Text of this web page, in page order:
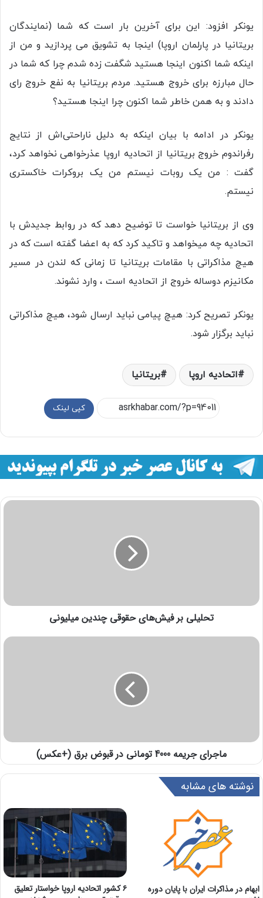
یونکر افزود: این برای آخرین بار است که شما (نمایندگان
بریتانیا در پارلمان اروپا) اینجا به تشویق می پردازید و من از
اینکه شما اکنون اینجا هستید شگفت زده شدم چرا که شما در
حال مبارزه برای خروج هستید. مردم بریتانیا به نفع خروج رای
دادند و به همن خاطر شما اکنون چرا اینجا هستید؟
یونکر در ادامه با بیان اینکه به دلیل ناراحتی‌اش از نتایج
رفراندوم خروج بریتانیا از اتحادیه اروپا عذرخواهی نخواهد کرد،
گفت : من یک روبات نیستم من یک بروکرات خاکستری
نیستم.
وی از بریتانیا خواست تا توضیح دهد که در روابط جدیدش با
اتحادیه چه میخواهد و تاکید کرد که به اعضا گفته است که در
هیچ مذاکراتی با مقامات بریتانیا تا زمانی که لندن در مسیر
مکانیزم دوساله خروج از اتحادیه است ، وارد نشوند.
یونکر تصریح کرد: هیچ پیامی نباید ارسال شود، هیچ مذاکراتی
نباید برگزار شود.
اتحادیه اروپا بریتانیا
کپی لینک
تحلیلی بر فیش‌های حقوقی چندین میلیونی
ماجرای جریمه 4000 تومانی در قبوض برق (+عکس)
نوشته های مشابه
ابهام در مذاکرات ایران با پایان دوره
۶ کشور اتحادیه اروپا خواستار تعلیق